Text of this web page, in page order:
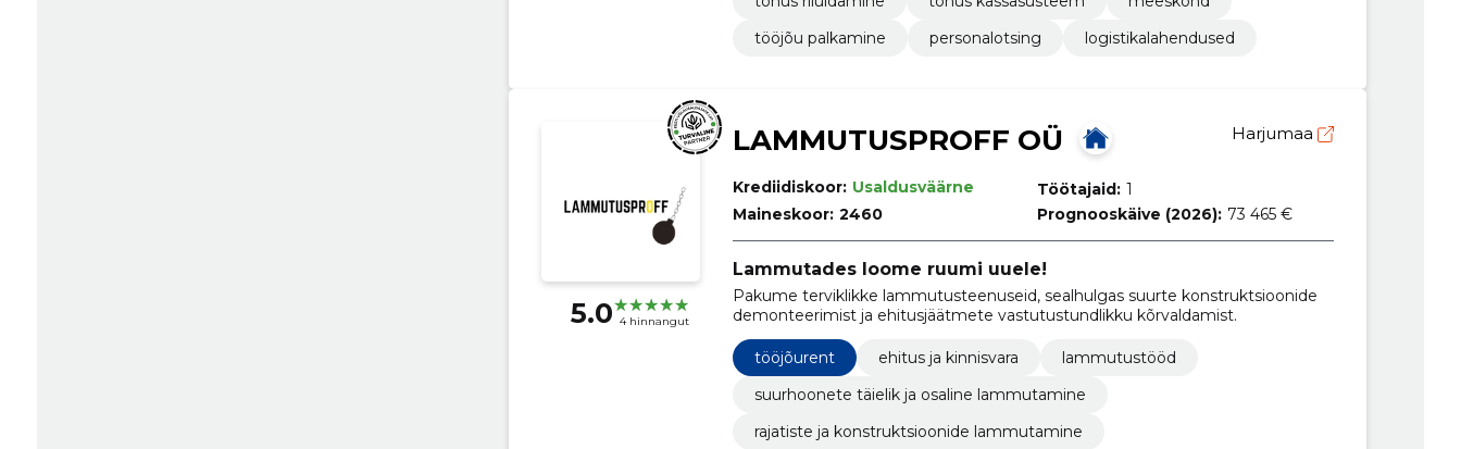
tööjõu palkamine
personalotsing logistikalahendused
5.0 4 hinnangut
LAMMUTUSPROFF OÜ Harjumaa
Krediidiskoor: Usaldusväärne
Maineskoor: 2460
Töötajaid: 1
Prognooskäive (2026): 73 465 €
Lammutades loome ruumi uuele!
Pakume terviklikke lammutusteenuseid, sealhulgas suurte konstruktsioonide
demonteerimist ja ehitusjäätmete vastutustundlikku kõrvaldamist.
tööjõurent ehitus ja kinnisvara
lammutustööd
suurhoonete täielik ja osaline lammutamine
rajatiste ja konstruktsioonide lammutamine